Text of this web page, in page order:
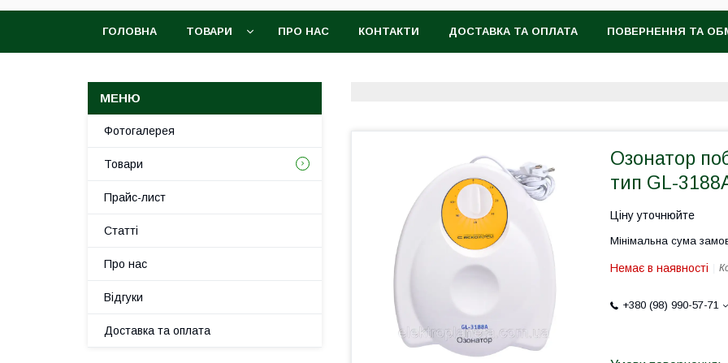
ГОЛОВНА ТОВАРИ ПРО НАС КОНТАКТИ ДОСТАВКА ТА ОПЛАТА ПОВЕРНЕННЯ ТА
Озонатор
тип GL-
Ціну уточнюйте
Мінімальна сума
Немає в наявності
+380 (98) 990-57-71
Фотогалерея
Товари
Прайс-лист
Статті
Про нас
Відгуки
Доставка та оплата